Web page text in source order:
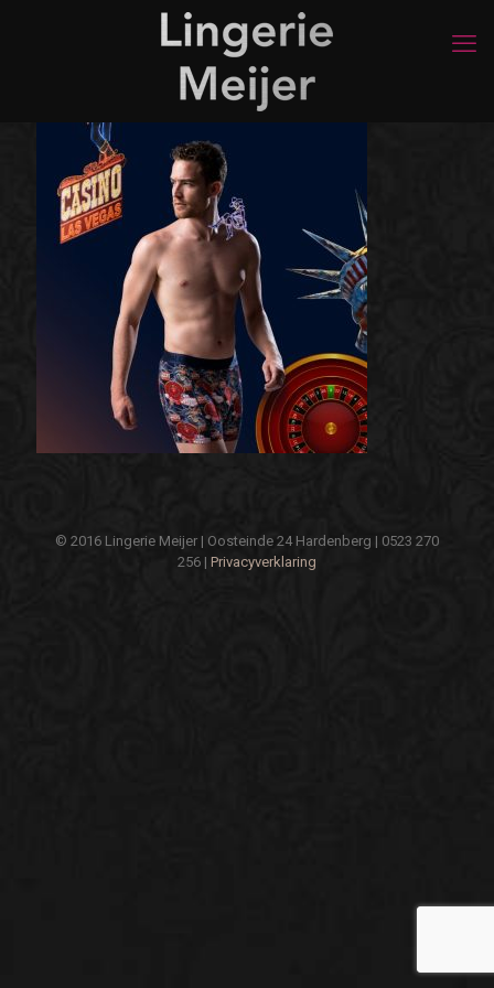
© 2016 Lingerie Meijer | Oosteinde 24 Hardenberg | 0523 270
256 | Privacyverklaring